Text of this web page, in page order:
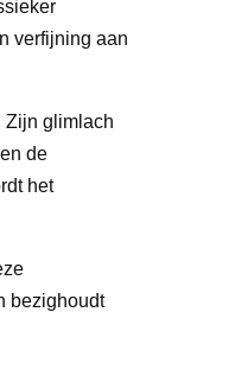
verfijning aan
Zijn glimlach
de
het
bezighoudt